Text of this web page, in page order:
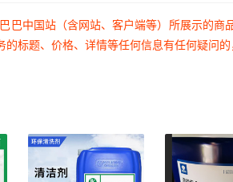
中国站（含网站、客户端等）所展示的
标题、价格、详情等任何信息有任何疑问